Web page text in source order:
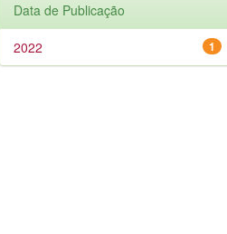
Data de Publicação
1
2022